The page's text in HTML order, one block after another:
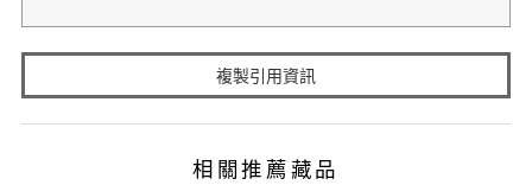
複製引用資訊
相關推薦藏品